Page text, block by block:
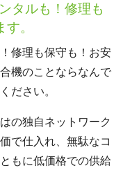
タルも！修理も
。
修理も保守も！お安
機のことならなんで
ださい。
の独自ネットワーク
で仕入れ、無駄なコ
もに低価格での供給